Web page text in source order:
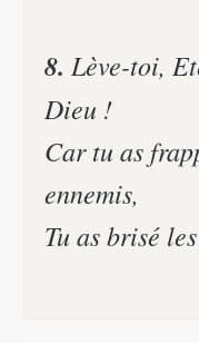
8. Lève-toi,
Dieu !
Car tu as
ennemis,
Tu as brisé